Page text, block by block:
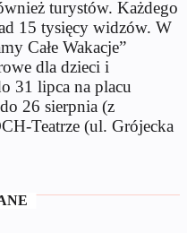
turystów. Każdego
15 tysięcy widzów. W
Całe Wakacje”
dla dzieci i
31 lipca na placu
26 sierpnia (z
Teatrze (ul. Grójecka